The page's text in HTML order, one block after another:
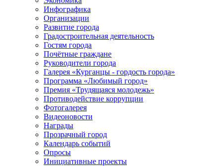
Инфографика
Организации
Развитие города
Градостроительная деятельность
Гостям города
Почётные граждане
Руководители города
Галерея «Курганцы - гордость города»
Программа «Любимый город»
Премия «Трудящаяся молодежь»
Противодействие коррупции
Фотогалерея
Видеоновости
Награды
Прозрачный город
Календарь событий
Опросы
Инициативные проекты